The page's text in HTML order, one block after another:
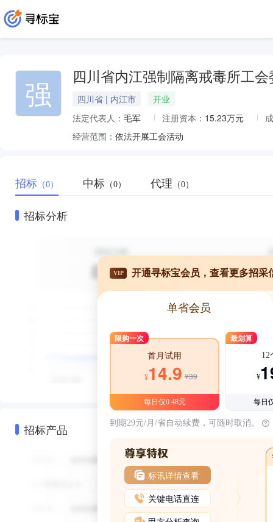
强 四川省内江强制隔离戒毒所工会
四川省 | 内江市
开业
法定代表人： 毛军 注册资本： 15.23万元
经营范围： 依法开展工会活动
招标 （0） 中标 （0） 代理 （0）
招标分析
招标产品
VIP 开通寻标宝会员，查看更多招采
单省会员
限购一次
首月试用
¥14.9 ¥39
每日仅0.48元
最划算
12
¥
每日
到期29元/月/省自动续费，可随时取消。
标讯详情查看
关键电话直连